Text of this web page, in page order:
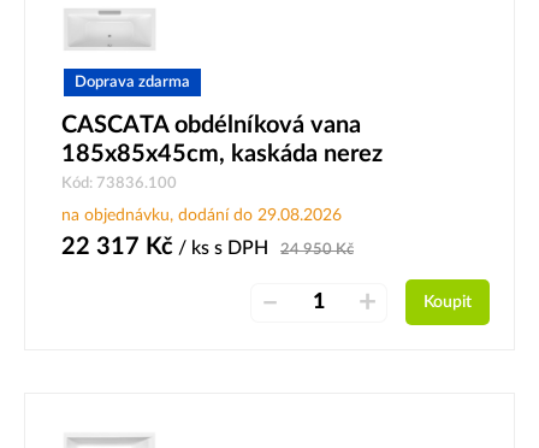
Doprava zdarma
CASCATA obdélníková vana
185x85x45cm, kaskáda nerez
Kód: 73836.100
na objednávku, dodání do 29.08.2026
22 317 Kč / ks s DPH 24 950Kč
– + Koupit